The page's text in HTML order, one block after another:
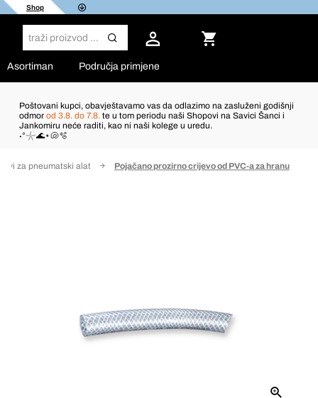
Shop
Asortiman Područja primjene
Poštovani kupci, obavještavamo vas da odlazimo na zasluženi godišnji
odmor od 3.8. do 7.8. te u tom periodu naši Shopovi na Savici Šanci i
Jankomiru neće raditi, kao ni naši kolege u uredu.
˖°𓇼🌊⋆🐚🫧
za pneumatski alat Pojačano prozirno crijevo od PVC-a za hranu